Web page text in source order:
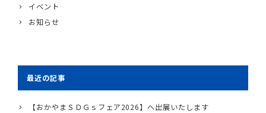
イベント
お知らせ
最近の記事
【おかやまＳＤＧｓフェア2026】へ出展いたします